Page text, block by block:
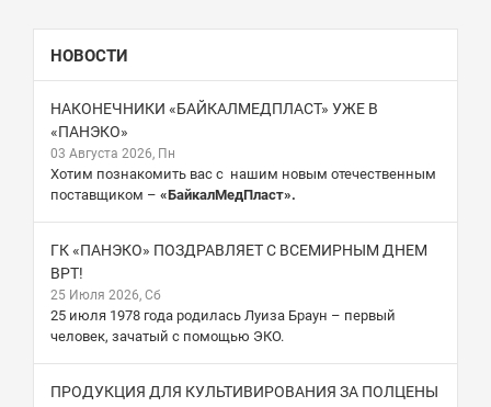
НОВОСТИ
НАКОНЕЧНИКИ «БАЙКАЛМЕДПЛАСТ» УЖЕ В
«ПАНЭКО»
03 Августа 2026, Пн
Хотим познакомить вас с нашим новым отечественным
поставщиком – «БайкалМедПласт».
ГК «ПАНЭКО» ПОЗДРАВЛЯЕТ С ВСЕМИРНЫМ ДНЕМ
ВРТ!
25 Июля 2026, Сб
25 июля 1978 года родилась Луиза Браун – первый
человек, зачатый с помощью ЭКО.
ПРОДУКЦИЯ ДЛЯ КУЛЬТИВИРОВАНИЯ ЗА ПОЛЦЕНЫ